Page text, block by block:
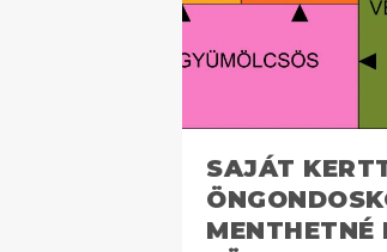
SAJÁT
MENTHETNÉ